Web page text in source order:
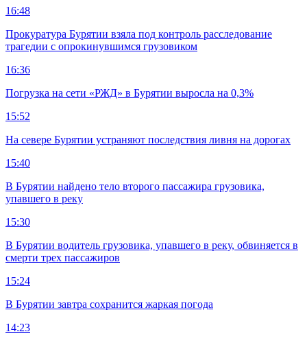
16:48
Прокуратура Бурятии взяла под контроль расследование
трагедии с опрокинувшимся грузовиком
16:36
Погрузка на сети «РЖД» в Бурятии выросла на 0,3%
15:52
На севере Бурятии устраняют последствия ливня на дорогах
15:40
В Бурятии найдено тело второго пассажира грузовика,
упавшего в реку
15:30
В Бурятии водитель грузовика, упавшего в реку, обвиняется в
смерти трех пассажиров
15:24
В Бурятии завтра сохранится жаркая погода
14:23